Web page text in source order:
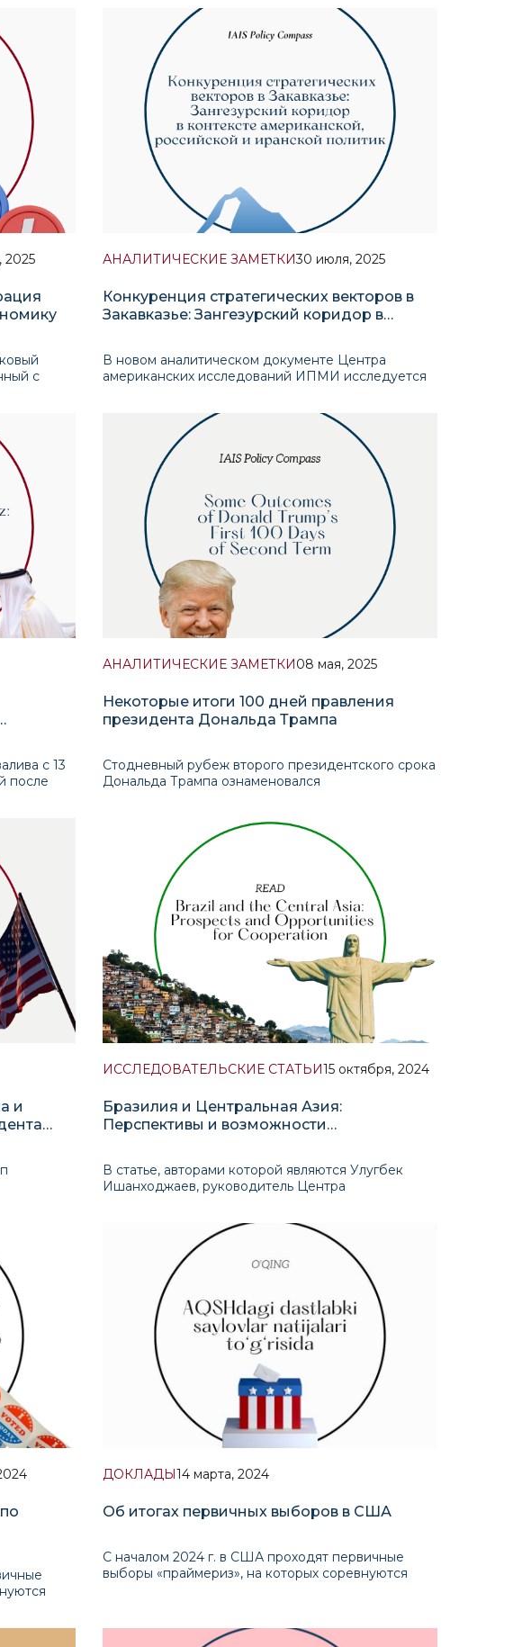
в
события и глубинные структурные сдвиги в США в
2025 году, рассматривая внутренние реформы и
внешнеполитический курс как
2025
с
АНАЛИТИЧЕСКИЕ ЗАМЕТКИ30 июля, 2025
Конкуренция стратегических векторов в
Закавказье: Зангезурский коридор в
иранской политик
В новом аналитическом документе Центра
американских исследований ИПМИ исследуется
Ирана вокруг судьбы Зангезурского коридора —
ключевого звена Срединного транспортного
маршрута, призванного связать Китай с Европой
с 13
после
АНАЛИТИЧЕСКИЕ ЗАМЕТКИ08 мая, 2025
Некоторые итоги 100 дней правления
президента Дональда Трампа
Стодневный рубеж второго президентского срока
Дональда Трампа ознаменовался
на международной арене. На данном этом этапе
внимание экспертов и журналистов
сосредоточено на динамике президентского
рейтинга, сл
и
ИССЛЕДОВАТЕЛЬСКИЕ СТАТЬИ15 октября, 2024
Бразилия и Центральная Азия:
Перспективы и возможности
В статье, авторами которой являются Улугбек
Ишанходжаев, руководитель Центра
наук Университета Бразилии, представлен
подробный анализ перспектив сотрудничества
между Бразилией и
ДОКЛАДЫ14 марта, 2024
Об итогах первичных выборов в США
С началом 2024 г. в США проходят первичные
выборы «праймериз», на которых соревнуются